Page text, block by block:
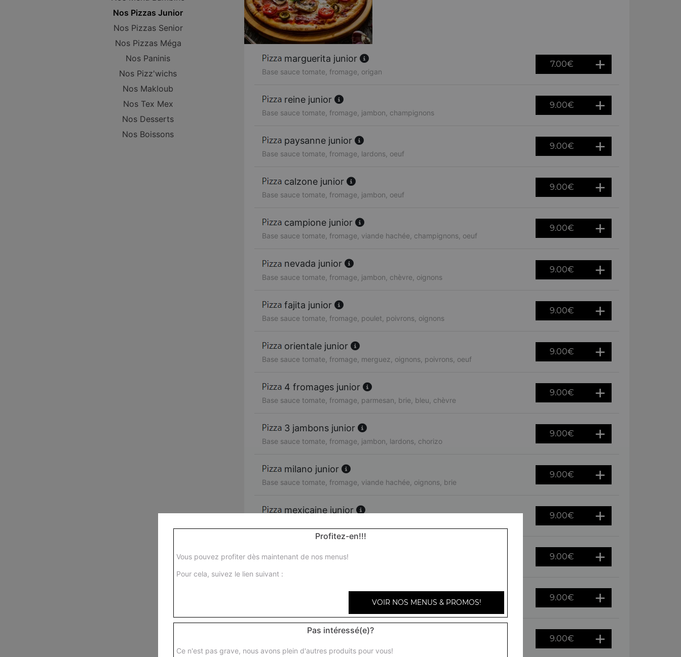
Nos Pizzas Junior
Nos Pizzas Senior
Nos Pizzas Méga
Nos Paninis
Nos Pizz'wichs
Nos Makloub
Nos Tex Mex
Nos Desserts
Nos Boissons
marguerita junior
Base sauce tomate, fromage, origan
7.00€
reine junior
Base sauce tomate, fromage, jambon, champignons
9.00€
paysanne junior
Base sauce tomate, fromage, lardons, oeuf
9.00€
calzone junior
Base sauce tomate, fromage, jambon, oeuf
9.00€
campione junior
Base sauce tomate, fromage, viande hachée, champignons, oeuf
9.00€
nevada junior
Base sauce tomate, fromage, jambon, chèvre, oignons
9.00€
fajita junior
Base sauce tomate, fromage, poulet, poivrons, oignons
9.00€
orientale junior
Base sauce tomate, fromage, merguez, oignons, poivrons, oeuf
9.00€
4 fromages junior
Base sauce tomate, fromage, parmesan, brie, bleu, chèvre
9.00€
3 jambons junior
Base sauce tomate, fromage, jambon, lardons, chorizo
9.00€
milano junior
Base sauce tomate, fromage, viande hachée, oignons, brie
9.00€
mexicaine junior
9.00€
9.00€
Base sauce tomate, fromage, chorizo, viande hachée, oeuf
9.00€
bari junior
Base sauce tomate, fromage, chèvre, brie, tomates fraîches, raclette
9.00€
Profitez-en!!!
Vous pouvez profiter dès maintenant de nos menus!
Pour cela, suivez le lien suivant :
VOIR NOS MENUS & PROMOS!
Pas intéressé(e)?
Ce n'est pas grave, nous avons plein d'autres produits pour vous!